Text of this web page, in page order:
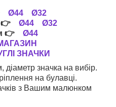
Ø44
Ø32
👉 Ø44
Ø32
👉 Ø44
ЗНАЧКИ
значка на вибір.
на булавці.
з Вашим малюнком